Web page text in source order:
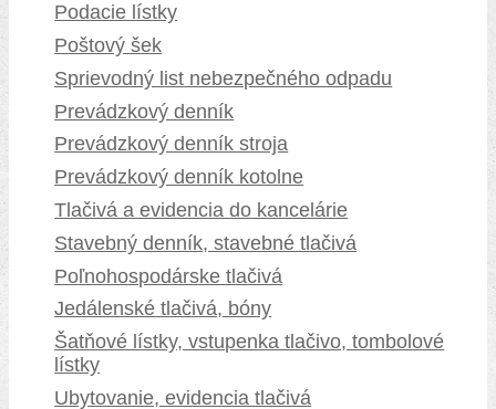
Podacie lístky
Poštový šek
Sprievodný list nebezpečného odpadu
Prevádzkový denník
Prevádzkový denník stroja
Prevádzkový denník kotolne
Tlačivá a evidencia do kancelárie
Stavebný denník, stavebné tlačivá
Poľnohospodárske tlačivá
Jedálenské tlačivá, bóny
Šatňové lístky, vstupenka tlačivo, tombolové
lístky
Ubytovanie, evidencia tlačivá